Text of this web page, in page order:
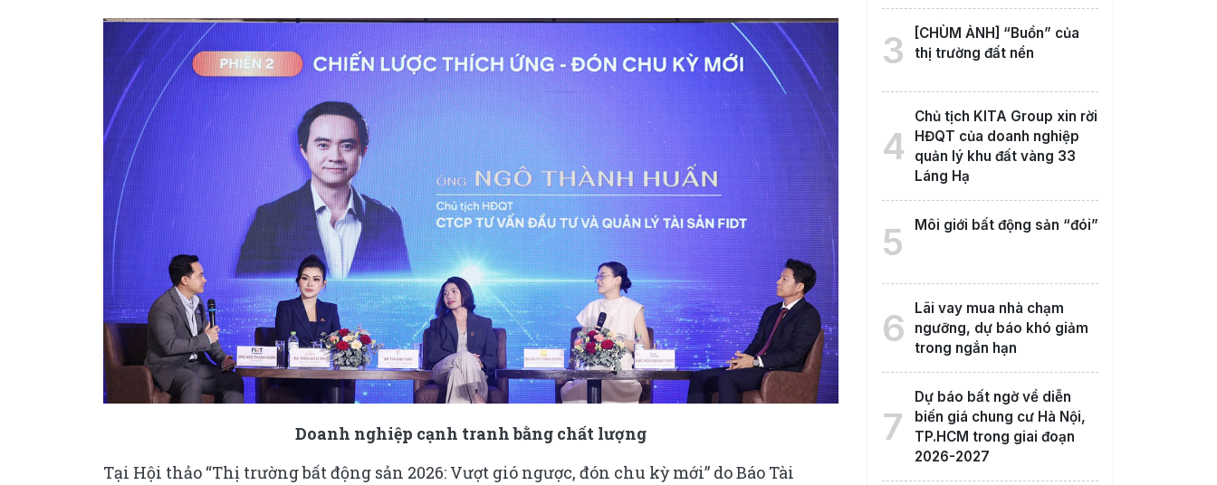
Doanh nghiệp cạnh tranh bằng chất lượng
Tại Hội thảo “Thị trường bất động sản 2026: Vượt gió ngược, đón chu kỳ mới” do Báo Tài
3
[CHÙM ẢNH] “Buồn” của
thị trường đất nền
4
Chủ tịch KITA Group xin rời
HĐQT của doanh nghiệp
quản lý khu đất vàng 33
Láng Hạ
5 Môi giới bất động sản “đói”
6
Lãi vay mua nhà chạm
ngưỡng, dự báo khó giảm
trong ngắn hạn
7
Dự báo bất ngờ về diễn
biến giá chung cư Hà Nội,
TP.HCM trong giai đoạn
2026-2027